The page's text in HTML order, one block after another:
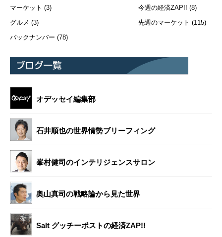
マーケット (3)
グルメ (3)
バックナンバー (78)
今週の経済ZAP!! (8)
先週のマーケット (115)
オデッセイ編集部
石井順也の世界情勢ブリーフィング
峯村健司のインテリジェンスサロン
奥山真司の戦略論から見た世界
Salt グッチーポストの経済ZAP!!